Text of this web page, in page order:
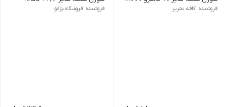
فروشنده: کافه تحریر فروشنده: فروشگاه پژانو